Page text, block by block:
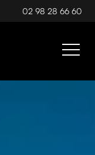
02 98 28 66 60